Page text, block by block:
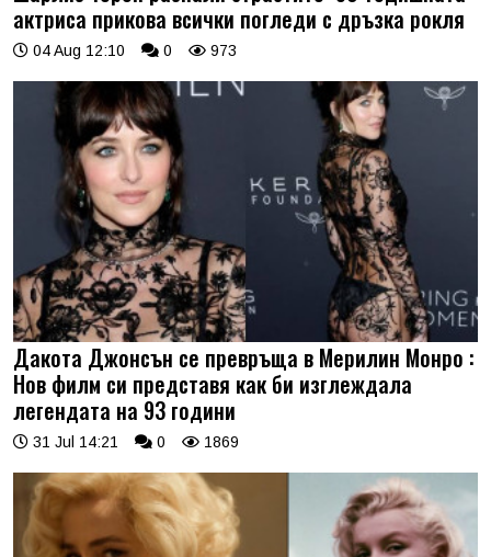
актриса прикова всички погледи с дръзка рокля
04 Aug 12:10 0 973
Дакота Джонсън се превръща в Мерилин Монро :
Нов филм си представя как би изглеждала
легендата на 93 години
31 Jul 14:21 0 1869